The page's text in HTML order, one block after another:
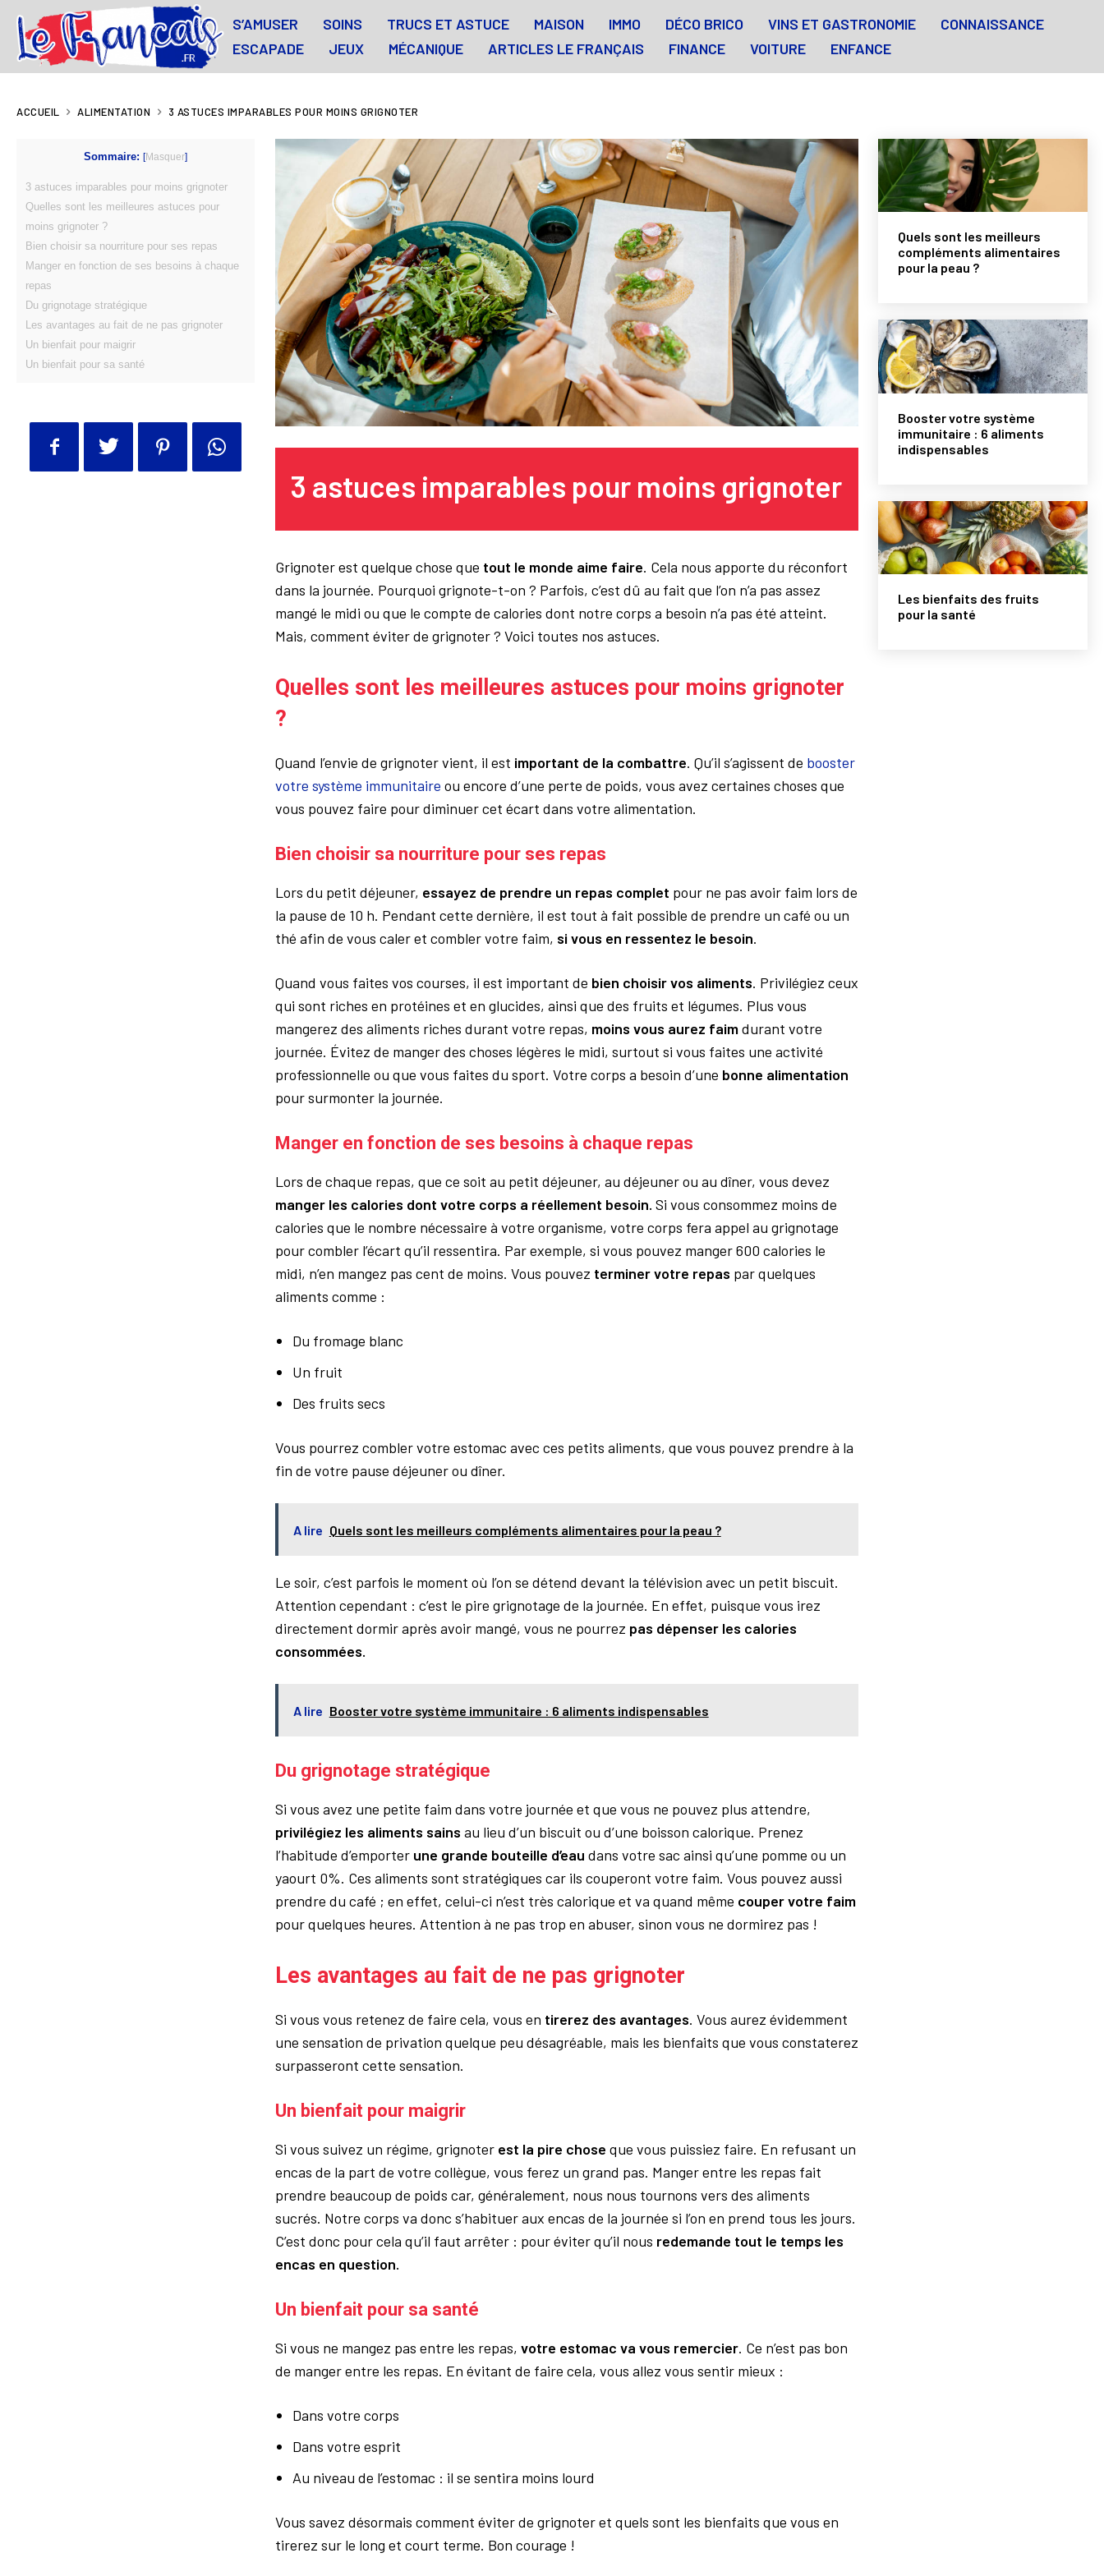
S’AMUSER SOINS TRUCS ET ASTUCE MAISON IMMO DÉCO BRICO VINS ET GASTRONOMIE
CONNAISSANCE
ESCAPADE
JEUX MÉCANIQUE ARTICLES LE FRANÇAIS FINANCE VOITURE ENFANCE
ACCUEIL ALIMENTATION 3 ASTUCES IMPARABLES POUR MOINS GRIGNOTER
Sommaire: [Masquer]
3 astuces imparables pour moins grignoter
Quelles sont les meilleures astuces pour
moins grignoter ?
Bien choisir sa nourriture pour ses repas
Manger en fonction de ses besoins à chaque
repas
Du grignotage stratégique
Les avantages au fait de ne pas grignoter
Un bienfait pour maigrir
Un bienfait pour sa santé
3 astuces imparables pour moins grignoter
Grignoter est quelque chose que tout le monde aime faire. Cela nous apporte du réconfort
dans la journée. Pourquoi grignote-t-on ? Parfois, c’est dû au fait que l’on n’a pas assez
mangé le midi ou que le compte de calories dont notre corps a besoin n’a pas été atteint.
Mais, comment éviter de grignoter ? Voici toutes nos astuces.
Quelles sont les meilleures astuces pour moins grignoter
?
Quand l’envie de grignoter vient, il est important de la combattre. Qu’il s’agissent de booster
votre système immunitaire ou encore d’une perte de poids, vous avez certaines choses que
vous pouvez faire pour diminuer cet écart dans votre alimentation.
Bien choisir sa nourriture pour ses repas
Lors du petit déjeuner, essayez de prendre un repas complet pour ne pas avoir faim lors de
la pause de 10 h. Pendant cette dernière, il est tout à fait possible de prendre un café ou un
thé afin de vous caler et combler votre faim, si vous en ressentez le besoin.
Quand vous faites vos courses, il est important de bien choisir vos aliments. Privilégiez ceux
qui sont riches en protéines et en glucides, ainsi que des fruits et légumes. Plus vous
mangerez des aliments riches durant votre repas, moins vous aurez faimdurant votre
journée. Évitez de manger des choses légères le midi, surtout si vous faites une activité
professionnelle ou que vous faites du sport. Votre corps a besoin d’une bonne alimentation
pour surmonter la journée.
Manger en fonction de ses besoins à chaque repas
Lors de chaque repas, que ce soit au petit déjeuner, au déjeuner ou au dîner, vous devez
manger les calories dont votre corps a réellement besoin. Si vous consommez moins de
calories que le nombre nécessaire à votre organisme, votre corps fera appel au grignotage
pour combler l’écart qu’il ressentira. Par exemple, si vous pouvez manger 600 calories le
midi, n’en mangez pas cent de moins. Vous pouvez terminer votre repas par quelques
aliments comme :
Du fromage blanc
Un fruit
Des fruits secs
Vous pourrez combler votre estomac avec ces petits aliments, que vous pouvez prendre à la
fin de votre pause déjeuner ou dîner.
A lire Quels sont les meilleurs compléments alimentaires pour la peau ?
Le soir, c’est parfois le moment où l’on se détend devant la télévision avec un petit biscuit.
Attention cependant : c’est le pire grignotage de la journée. En effet, puisque vous irez
directement dormir après avoir mangé, vous ne pourrez pas dépenser les calories
consommées.
A lire Booster votre système immunitaire : 6 aliments indispensables
Du grignotage stratégique
Si vous avez une petite faim dans votre journée et que vous ne pouvez plus attendre,
privilégiez les aliments sains au lieu d’un biscuit ou d’une boisson calorique. Prenez
l’habitude d’emporter une grande bouteille d’eau dans votre sac ainsi qu’une pomme ou un
yaourt 0%. Ces aliments sont stratégiques car ils couperont votre faim. Vous pouvez aussi
prendre du café ; en effet, celui-ci n’est très calorique et va quand même couper votre faim
pour quelques heures. Attention à ne pas trop en abuser, sinon vous ne dormirez pas !
Les avantages au fait de ne pas grignoter
Si vous vous retenez de faire cela, vous en tirerez des avantages. Vous aurez évidemment
une sensation de privation quelque peu désagréable, mais les bienfaits que vous constaterez
surpasseront cette sensation.
Un bienfait pour maigrir
Si vous suivez un régime, grignoter est la pire chose que vous puissiez faire. En refusant un
encas de la part de votre collègue, vous ferez un grand pas. Manger entre les repas fait
prendre beaucoup de poids car, généralement, nous nous tournons vers des aliments
sucrés. Notre corps va donc s’habituer aux encas de la journée si l’on en prend tous les jours.
C’est donc pour cela qu’il faut arrêter : pour éviter qu’il nous redemande tout le temps les
encas en question.
Un bienfait pour sa santé
Si vous ne mangez pas entre les repas, votre estomac va vous remercier. Ce n’est pas bon
de manger entre les repas. En évitant de faire cela, vous allez vous sentir mieux :
Dans votre corps
Dans votre esprit
Au niveau de l’estomac : il se sentira moins lourd
Vous savez désormais comment éviter de grignoter et quels sont les bienfaits que vous en
tirerez sur le long et court terme. Bon courage !
Quels sont les meilleurs
compléments alimentaires
pour la peau ?
Booster votre système
immunitaire : 6 aliments
indispensables
Les bienfaits des fruits
pour la santé